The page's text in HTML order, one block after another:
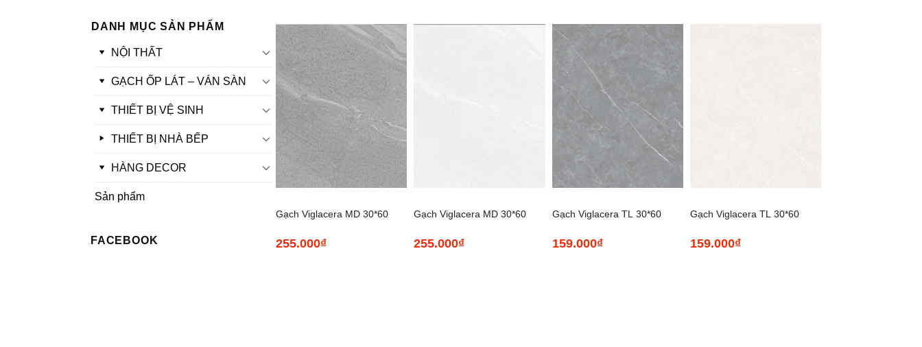
DANH MỤC SẢN PHẨM
NỘI THẤT
GẠCH ỐP LÁT – VÁN SÀN
THIẾT BỊ VỆ SINH
THIẾT BỊ NHÀ BẾP
HÀNG DECOR
Sản phẩm
FACEBOOK
Gạch Viglacera MD 30*60
255.000₫
Gạch Viglacera MD 30*60
255.000₫
Gạch Viglacera TL 30*60
159.000₫
Gạch Viglacera TL 30*60
159.000₫